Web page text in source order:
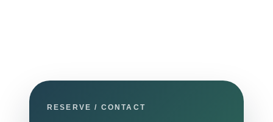
RESERVE / CONTACT